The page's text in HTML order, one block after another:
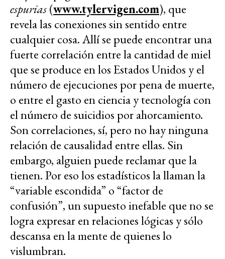
espurias(www.tylervigen.com), que
revela las conexiones sin sentido entre
cualquier cosa. Allí se puede encontrar una
fuerte correlación entre la cantidad de miel
que se produce en los Estados Unidos y el
número de ejecuciones por pena de muerte,
o entre el gasto en ciencia y tecnología con
el número de suicidios por ahorcamiento.
Son correlaciones, sí, pero no hay ninguna
relación de causalidad entre ellas. Sin
embargo, alguien puede reclamar que la
tienen. Por eso los estadísticos la llaman la
“variable escondida” o “factor de
confusión”, un supuesto inefable que no se
logra expresar en relaciones lógicas y sólo
descansa en la mente de quienes lo
vislumbran.